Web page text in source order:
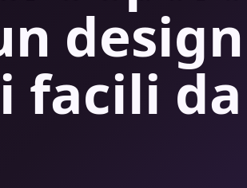
design
facili da